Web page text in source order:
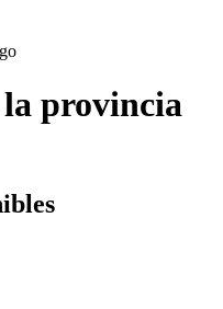
la provincia